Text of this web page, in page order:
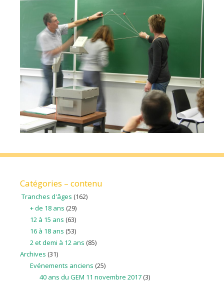
Catégories – contenu
Tranches d'âges (162)
+ de 18 ans (29)
12 à 15 ans (63)
16 à 18 ans (53)
2 et demi à 12 ans (85)
Archives (31)
Evénements anciens (25)
40 ans du GEM 11 novembre 2017 (3)